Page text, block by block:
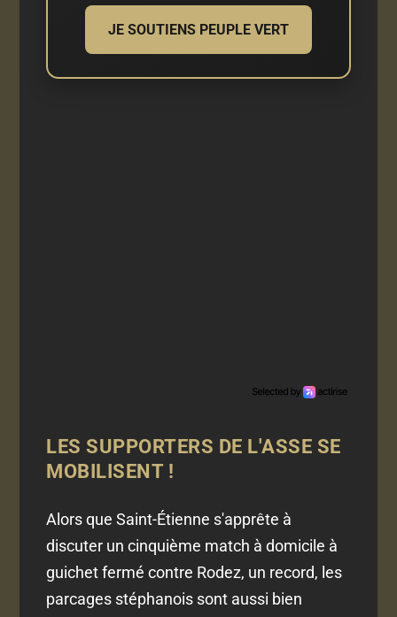
JE SOUTIENS PEUPLE VERT
LES SUPPORTERS DE L'ASSE SE
MOBILISENT !
Alors que Saint-Étienne s'apprête à
discuter un cinquième match à domicile à
guichet fermé contre Rodez, un record, les
parcages stéphanois sont aussi bien